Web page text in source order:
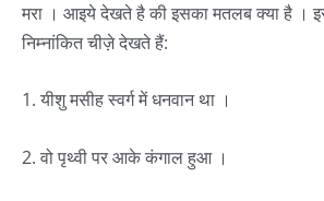
मरा । आइये देखते है की इसका मतलब क्या है ।
निम्नांकित चीज़े देखते हैं:
1. यीशु मसीह स्वर्ग में धनवान था ।
2. वो पृथ्वी पर आके कंगाल हुआ ।